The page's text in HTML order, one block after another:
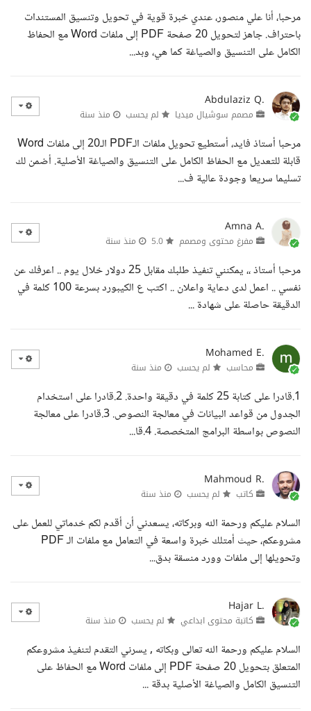
مرحبا، أنا علي منصور، عندي خبرة قوية في تحويل وتنسيق المستندات
باحتراف. جاهز لتحويل 20 صفحة PDF إلى ملفات Word مع الحفاظ
الكامل على التنسيق والصياغة كما هي، وبد...
Abdulaziz Q.
مصمم سوشيال ميديا لم يحسب منذ سنة
مرحبا أستاذ فايد، أستطيع تحويل ملفات الـPDF الـ20 إلى ملفات Word
قابلة للتعديل مع الحفاظ الكامل على التنسيق والصياغة الأصلية. أضمن لك
تسليما سريعا وجودة عالية ف...
Amna A.
مفرغ محتوى ومصمم منذ سنة
مرحبا أستاذ ،، يمكنني تنفيذ طلبك مقابل 25 دولار خلال يوم .. اعرفك عن
نفسي .. اعمل لدى دعاية واعلان .. اكتب ع الكيبورد بسرعة 100 كلمة في
الدقيقة حاصلة على شهادة ...
Mohamed E.
محاسب لم يحسب منذ سنة
1.قادرا على كتابة 25 كلمة في دقيقة واحدة. 2.قادرا على استخدام
الجدول من قواعد البيانات في معالجة النصوص. 3.قادرا على معالجة
النصوص بواسطة البرامج المتخصصة. 4.قا...
Mahmoud R.
كاتب لم يحسب منذ سنة
السلام عليكم ورحمة الله وبركاته، يسعدني أن أقدم لكم خدماتي للعمل على
مشروعكم، حيث أمتلك خبرة واسعة في التعامل مع ملفات الـ PDF
وتحويلها إلى ملفات وورد منسقة بدق...
Hajar L.
كاتبة محتوى ابداعي لم يحسب منذ سنة
السلام عليكم ورحمة الله تعالى وبكاته , يسرني التقدم لتنفيذ مشروعكم
المتعلق بتحويل 20 صفحة PDF إلى ملفات Word مع الحفاظ على
التنسيق الكامل والصياغة الأصلية بدقة ...